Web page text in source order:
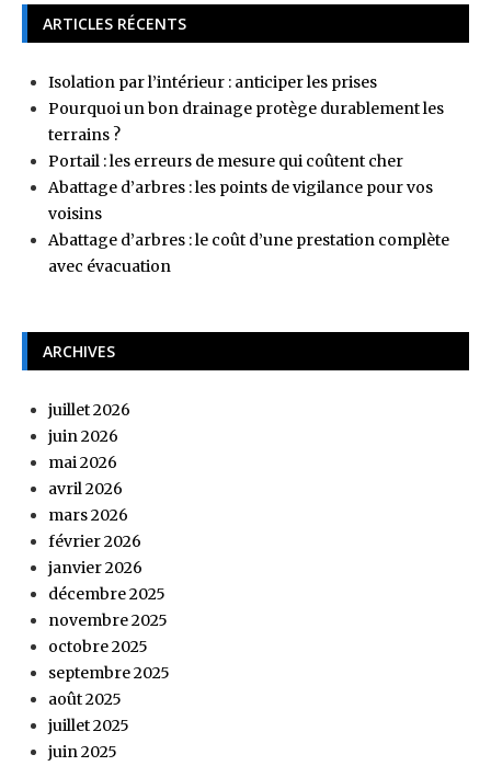
ARTICLES RÉCENTS
Isolation par l’intérieur : anticiper les prises
Pourquoi un bon drainage protège durablement les
terrains ?
Portail : les erreurs de mesure qui coûtent cher
Abattage d’arbres : les points de vigilance pour vos
voisins
Abattage d’arbres : le coût d’une prestation complète
avec évacuation
ARCHIVES
juillet 2026
juin 2026
mai 2026
avril 2026
mars 2026
février 2026
janvier 2026
décembre 2025
novembre 2025
octobre 2025
septembre 2025
août 2025
juillet 2025
juin 2025